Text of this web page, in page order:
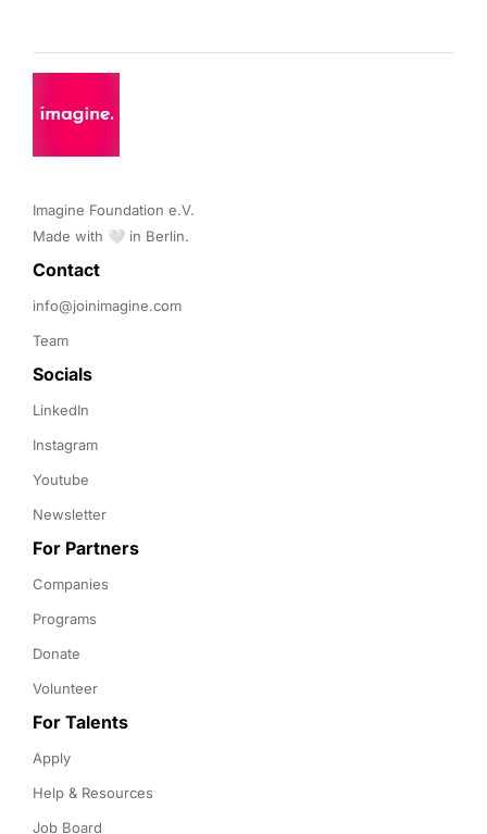
Imagine Foundation e.V.
Made with 🤍 in Berlin.
Contact
info@joinimagine.com
Team
Socials
LinkedIn
Instagram
Youtube
Newsletter
For Partners
Companies
Programs
Donate
Volunteer
For Talents
Apply
Help & Resources
Job Board